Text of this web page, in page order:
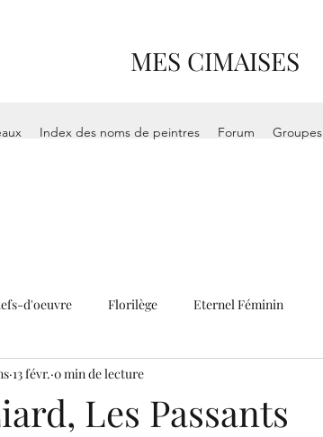
MES CIMAISES
Index des noms de peintres Forum Groupes
d'oeuvre Florilège Eternel Féminin
Les Passants
13 févr. 0 min de lecture